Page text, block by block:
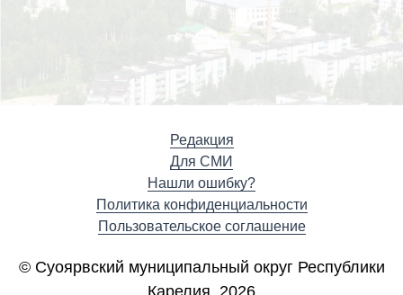
Редакция
Для СМИ
Нашли ошибку?
Политика конфиденциальности
Пользовательское соглашение
© Суоярвский муниципальный округ Республики
Карелия, 2026